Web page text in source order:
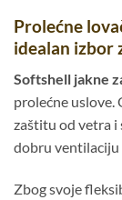
Prolećne
idealan izbor
Softshell jakne
prolećne uslove.
zaštitu od vetra i
dobru ventilaciju
Zbog svoje